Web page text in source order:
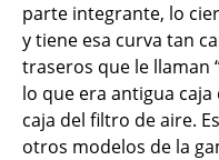
parte integrante, lo
y tiene esa curva tan
traseros que le llaman
lo que era antigua
caja del filtro de aire.
otros modelos de la